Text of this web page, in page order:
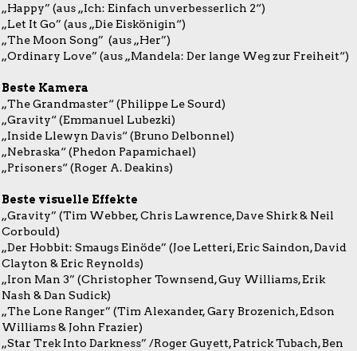
„Happy” (aus „Ich: Einfach unverbesserlich 2“)
„Let It Go” (aus „Die Eiskönigin“)
„The Moon Song” (aus „Her”)
„Ordinary Love” (aus „Mandela: Der lange Weg zur Freiheit“)
Beste Kamera
„The Grandmaster“ (Philippe Le Sourd)
„Gravity“ (Emmanuel Lubezki)
„Inside Llewyn Davis“ (Bruno Delbonnel)
„Nebraska“ (Phedon Papamichael)
„Prisoners“ (Roger A. Deakins)
Beste visuelle Effekte
„Gravity” (Tim Webber, Chris Lawrence, Dave Shirk & Neil
Corbould)
„Der Hobbit: Smaugs Einöde” (Joe Letteri, Eric Saindon, David
Clayton & Eric Reynolds)
„Iron Man 3” (Christopher Townsend, Guy Williams, Erik
Nash & Dan Sudick)
„The Lone Ranger” (Tim Alexander, Gary Brozenich, Edson
Williams & John Frazier)
„Star Trek Into Darkness” /Roger Guyett, Patrick Tubach, Ben